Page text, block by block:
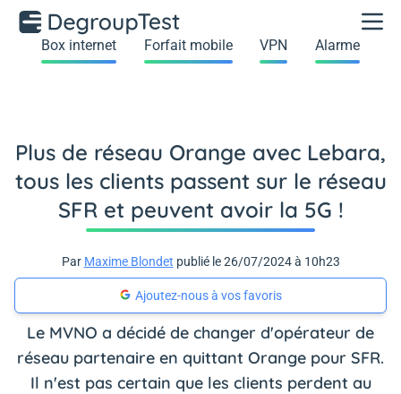
Box internet Forfait mobile VPN Alarme
Plus de réseau Orange avec Lebara,
tous les clients passent sur le réseau
SFR et peuvent avoir la 5G !
Par Maxime Blondet publié le 26/07/2024 à 10h23
Ajoutez-nous à vos favoris
Le MVNO a décidé de changer d'opérateur de
réseau partenaire en quittant Orange pour SFR.
Il n'est pas certain que les clients perdent au